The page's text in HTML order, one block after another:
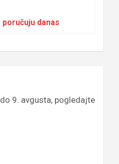
danas
9. avgusta, pogledajte